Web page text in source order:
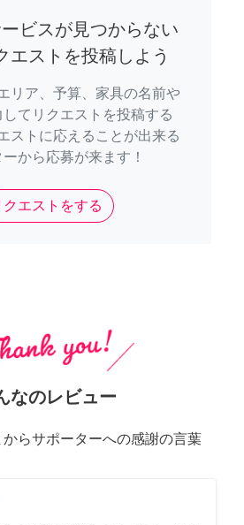
ビスが見つからない
エストを投稿しよう
リア、予算、家具の名前や
てリクエストを投稿する
ストに応えることが出来る
から応募が来ます！
クエストをする
なのレビュー
らサポーターへの感謝の言葉